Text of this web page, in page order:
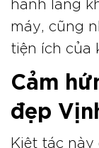
máy, cũng
tiện ích của
Cảm
đẹp
Kiệt tác